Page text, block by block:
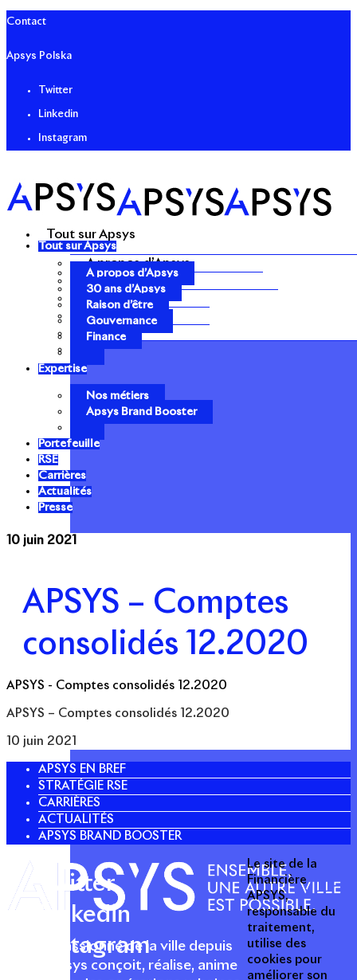
Contact
Apsys Polska
Twitter
Linkedin
Instagram
Tout sur Apsys
A propos d’Apsys
30 ans d’Apsys
Raison d’être
Gouvernance
Finance
Tout sur Apsys
A propos d’Apsys
30 ans d’Apsys
Raison d’être
Gouvernance
Finance
Expertise
Nos métiers
Apsys Brand Booster
Portefeuille
RSE
Carrières
Actualités
Presse
10 juin 2021
APSYS – Comptes
consolidés 12.2020
APSYS - Comptes consolidés 12.2020
APSYS – Comptes consolidés 12.2020
10 juin 2021
APSYS EN BREF
STRATÉGIE RSE
CARRIÈRES
ACTUALITÉS
APSYS BRAND BOOSTER
Acteur passionné de la ville depuis
1996, Apsys conçoit, réalise, anime
Twitter
Linkedin
Instagram
Le site de la
Financière
APSYS,
responsable du
traitement,
utilise des
cookies pour
améliorer son